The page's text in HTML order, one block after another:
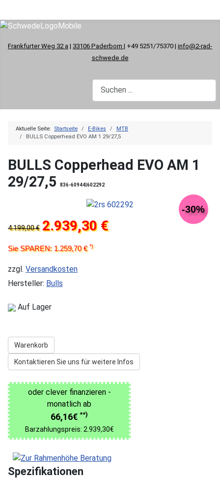
Frankfurter Weg 32 a | 33106 Paderborn | +49 5251/75370 | info@2-rad-
schwede.de
Aktuelle Seite: Startseite E-Bikes
MTB
BULLS Copperhead EVO AM 1 29/27,5
BULLS Copperhead EVO AM 1
29/27,5
836-60944|602292
-30%
4.199,00 € 2.939,30 €
Sie SPAREN: 1.259,70 €*)
zzgl. Versandkosten
Hersteller: Bulls
Auf Lager
Warenkorb
Kontaktieren Sie uns für weitere Infos
oder clever finanzieren -
monatlich ab
66,16€ **)
Barzahlungspreis: 2.939,30€
Spezifikationen